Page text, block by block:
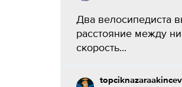
Два велосипедиста
расстояние между
скорость...